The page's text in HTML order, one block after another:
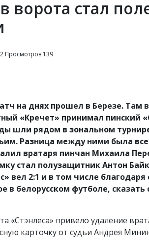
ворота стал
Просмотров 139
на днях прошел в Березе. Там
«Кречет» принимал пинский
шли рядом в зональном
Разница между ними была
вратаря пинчан Михаила
стал полузащитник Антон
вел 2:1 и в том числе
в белорусском футболе,
«Стэнлеса» привело удаление
карточку от судьи Андрея